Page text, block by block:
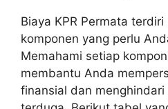
Biaya KPR Permata
komponen yang perlu
Memahami setiap
membantu Anda
finansial dan